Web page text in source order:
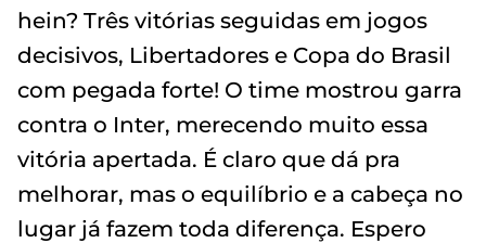
hein? Três vitórias seguidas em jogos
decisivos, Libertadores e Copa do Brasil
com pegada forte! O time mostrou garra
contra o Inter, merecendo muito essa
vitória apertada. É claro que dá pra
melhorar, mas o equilíbrio e a cabeça no
lugar já fazem toda diferença. Espero